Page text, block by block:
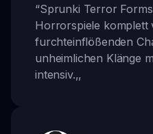
“Sprunki Terror
Horrorspiele komplett
furchteinflößenden
unheimlichen Klänge
intensiv.,,